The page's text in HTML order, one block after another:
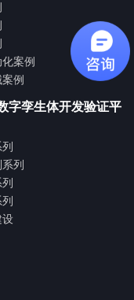
案例
例
字孪生体开发验证平
列
设